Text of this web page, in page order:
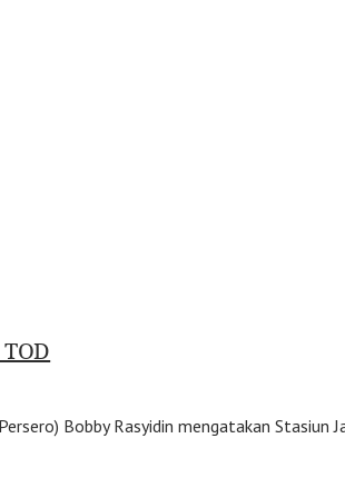
Bobby Rasyidin mengatakan Stasiun